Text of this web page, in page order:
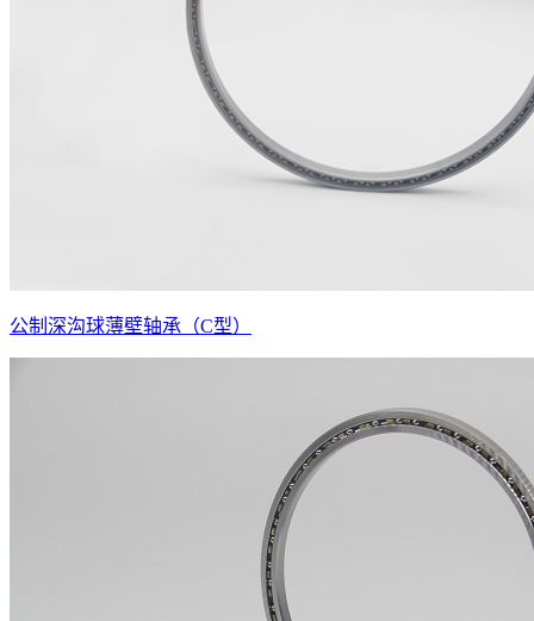
公制深沟球薄壁轴承（C型）